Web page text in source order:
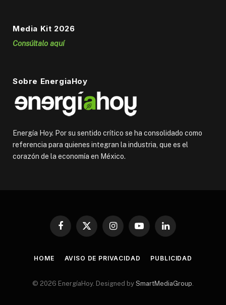
Media Kit 2026
Consúltalo aquí
Sobre EnergiaHoy
Energía Hoy. Por su sentido crítico se ha consolidado como
referencia para quienes integran la industria, que es el
corazón de la economía en México.
Facebook
X
InstagramYouTubeLinkedIn
HOME AVISO DE PRIVACIDAD PUBLICIDAD
© 2026 EnergíaHoy. Designed by SmartMediaGroup.